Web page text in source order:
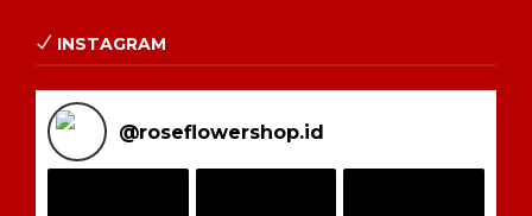
INSTAGRAM
@roseflowershop.id